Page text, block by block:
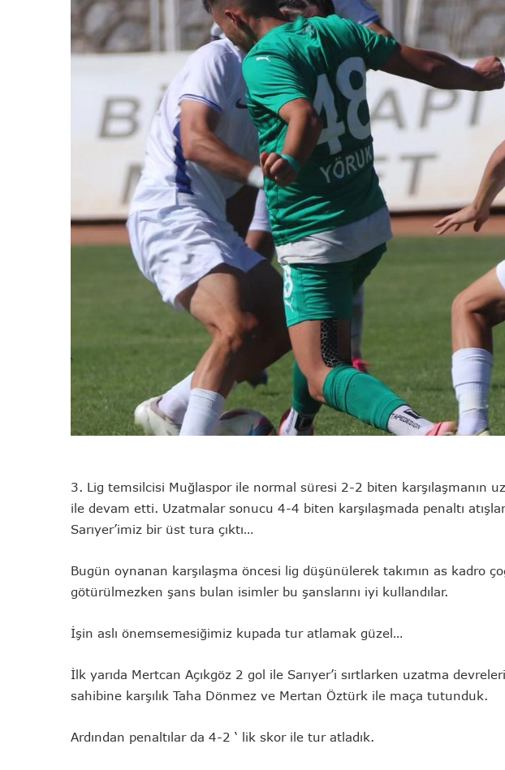
3. Lig temsilcisi Muğlaspor ile normal süresi 2-2 biten karşılaşmanın
ile devam etti. Uzatmalar sonucu 4-4 biten karşılaşmada penaltı
Sarıyer’imiz bir üst tura çıktı…
Bugün oynanan karşılaşma öncesi lig düşünülerek takımın as kadro
götürülmezken şans bulan isimler bu şanslarını iyi kullandılar.
İşin aslı önemsemesiğimiz kupada tur atlamak güzel…
İlk yarıda Mertcan Açıkgöz 2 gol ile Sarıyer’i sırtlarken uzatma
sahibine karşılık Taha Dönmez ve Mertan Öztürk ile maça tutunduk.
Ardından penaltılar da 4-2 ‘ lik skor ile tur atladık.